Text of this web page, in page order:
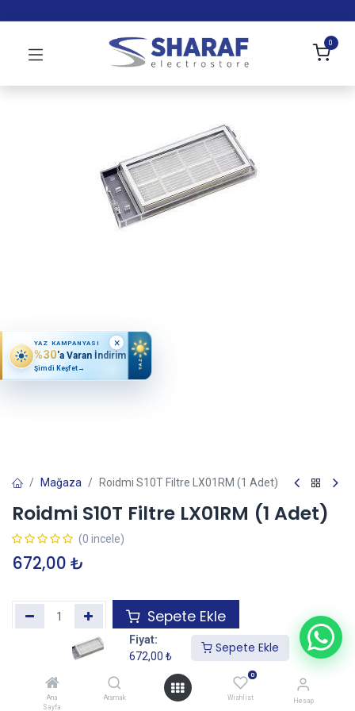
Fiyat:
672,00 ₺
Sepete Ekle
Ana
Sayfa
Aramak
0
Wishlist Hesap
0
Mağaza Roidmi S10T Filtre LX01RM (1 Adet)
Roidmi S10T Filtre LX01RM (1 Adet)
(0 incele)
672,00 ₺
Sepete Ekle
Garanti+ Uzatılmış Garanti Ekle İtibaren
YAZ KAMPANYASI
%30'a Varan İndirim
Şimdi Keşfet→ YAZ
×